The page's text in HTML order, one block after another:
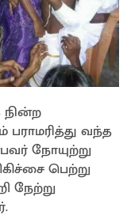
நின்ற
வந்த
நோயுற்று
பெற்று
நேற்று